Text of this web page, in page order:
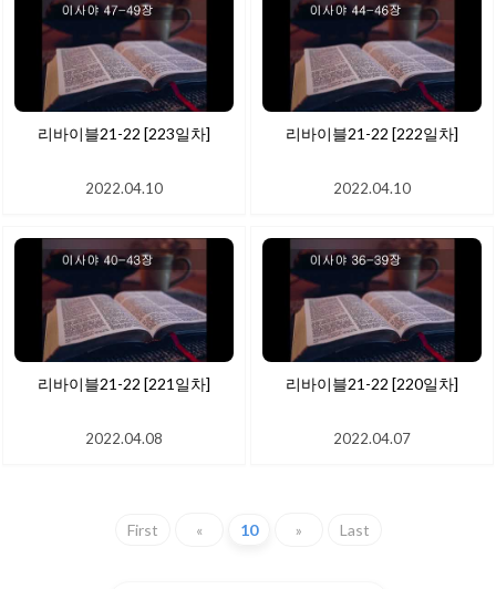
리바이블21-22 [223일차]
2022.04.10
리바이블21-22 [222일차]
2022.04.10
리바이블21-22 [221일차]
2022.04.08
리바이블21-22 [220일차]
2022.04.07
First « 10 » Last